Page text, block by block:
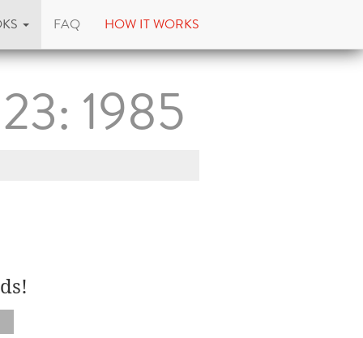
FAQ HOW IT WORKS
1985